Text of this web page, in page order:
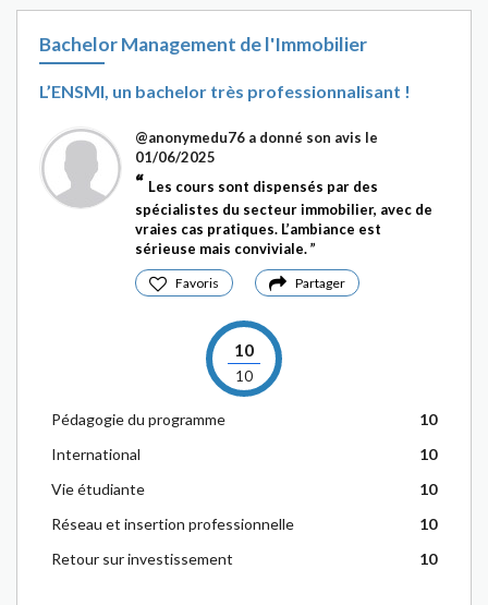
Bachelor Management de l'Immobilier
L’ENSMI, un bachelor très professionnalisant !
@anonymedu76 a donné son avis le
01/06/2025
Les cours sont dispensés par des
spécialistes du secteur immobilier, avec de
vraies cas pratiques. L’ambiance est
sérieuse mais conviviale.
Favoris Partager
10
10
Pédagogie du programme
10
International
10
Vie étudiante
10
Réseau et insertion professionnelle
10
Retour sur investissement
10